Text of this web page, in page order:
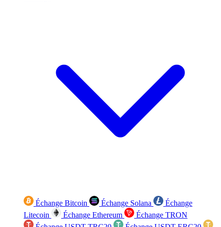
Échange Bitcoin Échange Solana
Échange
Litecoin
Échange Ethereum
Échange TRON